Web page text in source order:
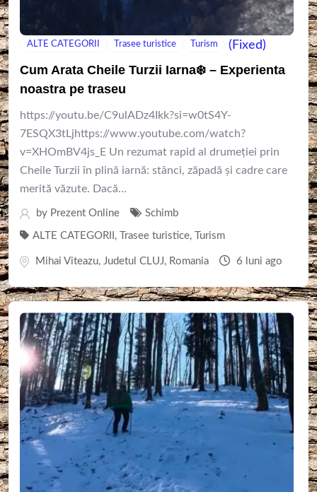
ALTE CATEGORII Trasee turistice Turism (Fixed)
Cum Arata Cheile Turzii Iarna❄️ – Experienta
noastra pe traseu
https://youtu.be/C9ulADz4Ikk?si=w0tS4Y-
7ESQX3tLjhttps://www.youtube.com/watch?
v=XHOmBV4js_E Un rezumat rapid al drumeției prin
Cheile Turzii în plină iarnă: stânci, zăpadă și cadre care
merită văzute. Dacă...
by Prezent Online Schimb
ALTE CATEGORII , Trasee turistice, Turism
Mihai Viteazu, Judetul CLUJ, Romania 6 luni ago